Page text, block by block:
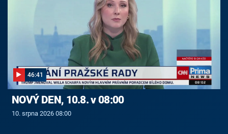
46:41
NOVÝ DEN, 10.8. v 08:00
10. srpna 2026 08:00